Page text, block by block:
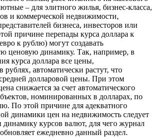
– для элитного жилья, бизнес-класса,
и коммерческой недвижимости,
бизнеса, инвесторов или
причине перепады курса доллара к
к рублю) могут создавать
ценовую динамику. Так, например, в
курса доллара все цены,
автоматически растут, что
долларовой цены. При этом
снижается за счет автоматического
номинированных в долларах, по
По этой причине для адекватного
динамики цен на недвижимость следует
динамику курсов валют, для чего журнал
ежедневно данный раздел.